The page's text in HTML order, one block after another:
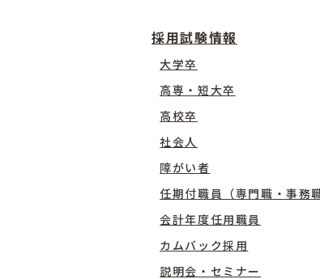
採用試験情報
大学卒
高専・短大卒
高校卒
社会人
障がい者
任期付職員（専門職・事務職
会計年度任用職員
カムバック採用
説明会・セミナー